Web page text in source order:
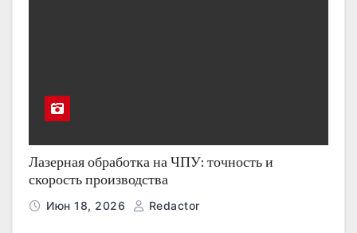
Лазерная обработка на ЧПУ: точность и
скорость производства
Июн 18, 2026 Redactor